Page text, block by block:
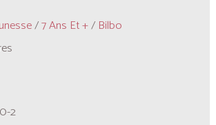
/7 Ans Et +/ Bilbo
2